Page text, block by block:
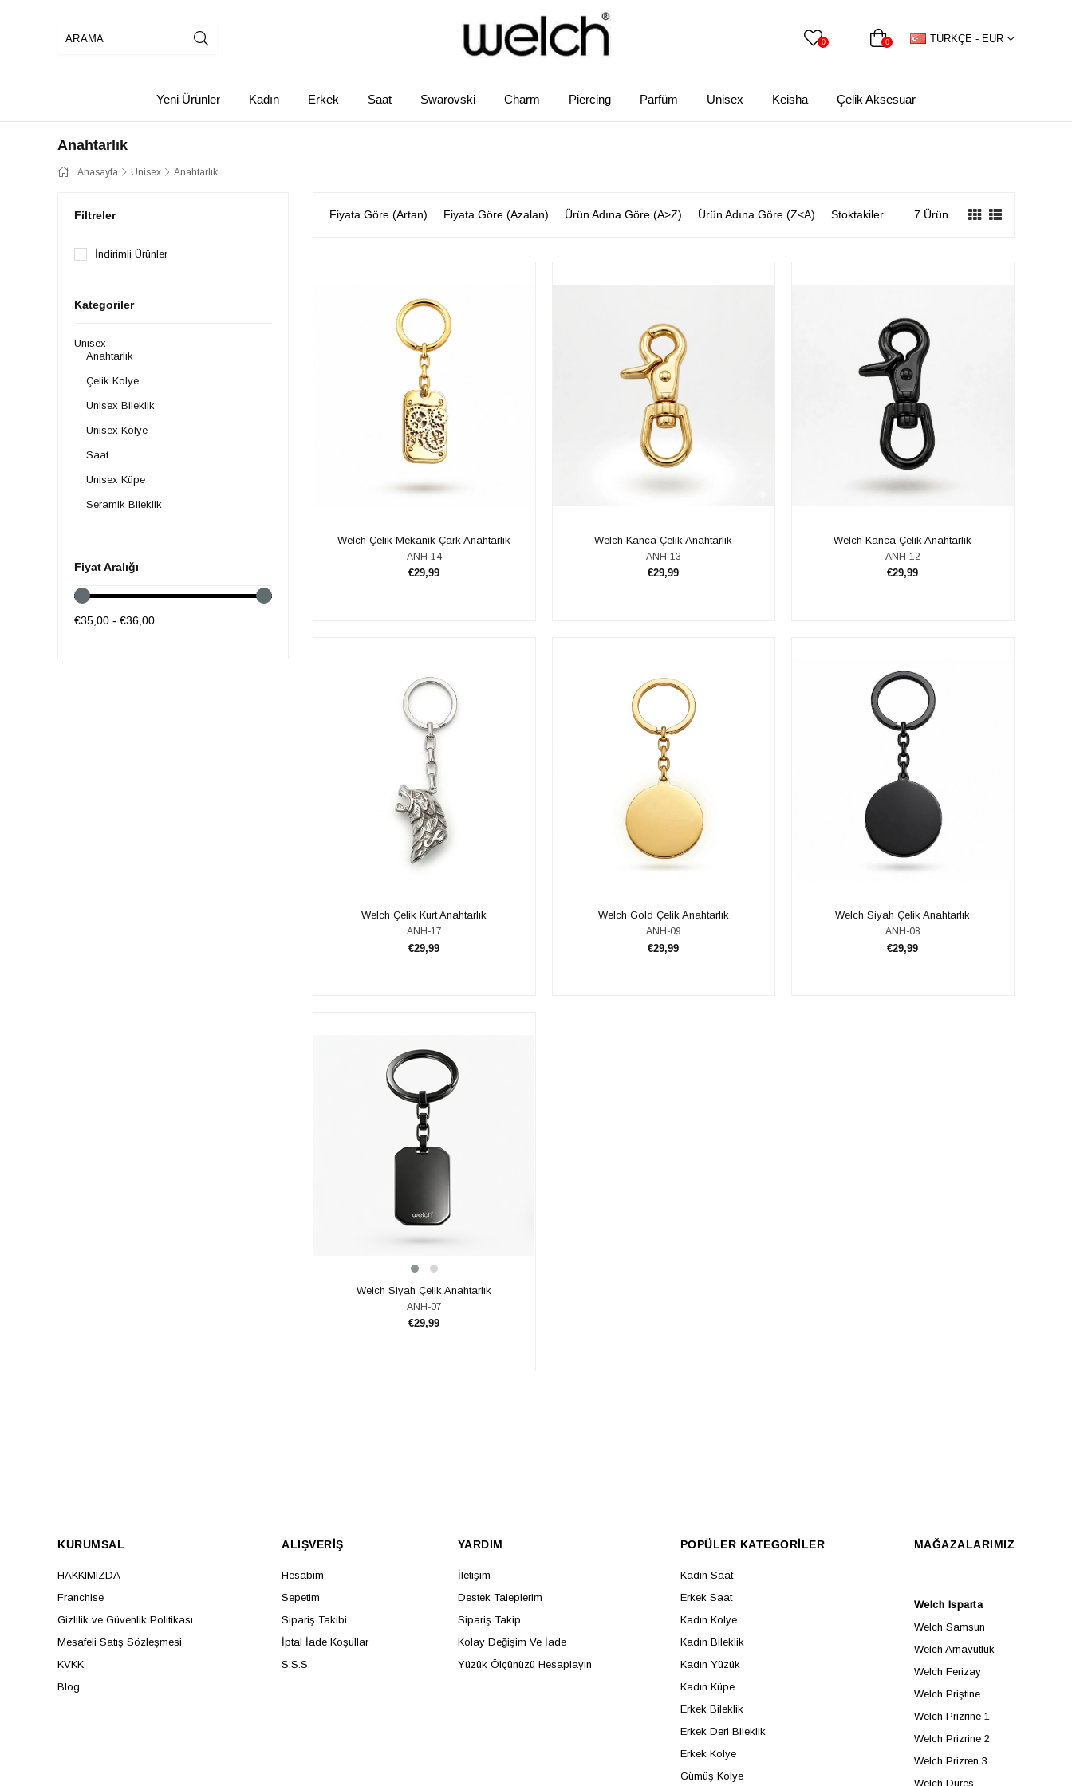
0 0 TÜRKÇE - EUR
Yeni Ürünler Kadın Erkek Saat Swarovski Charm Piercing Parfüm Unisex Keisha Çelik Aksesuar
Anahtarlık
Anasayfa Unisex Anahtarlık
Filtreler
İndirimli Ürünler
Kategoriler
Unisex
Anahtarlık
Çelik Kolye
Unisex Bileklik
Unisex Kolye
Saat
Unisex Küpe
Seramik Bileklik
Fiyat Aralığı
€35,00 - €36,00
Fiyata Göre (Artan) Fiyata Göre (Azalan) Ürün Adına Göre (A>Z) Ürün Adına Göre (Z<A) Stoktakiler 7 Ürün
​​Welch Çelik Mekanik Çark Anahtarlık
ANH-14
€29,99
​​Welch Kanca Çelik Anahtarlık
ANH-13
€29,99
​​Welch Kanca Çelik Anahtarlık
ANH-12
€29,99
​​​Welch Çelik Kurt Anahtarlık
ANH-17
€29,99
​​Welch Gold Çelik Anahtarlık
ANH-09
€29,99
​​Welch Siyah Çelik Anahtarlık
ANH-08
€29,99
​Welch Siyah Çelik Anahtarlık
ANH-07
€29,99
KURUMSAL
HAKKIMIZDA
Franchise
Gizlilik ve Güvenlik Politikası
Mesafeli Satış Sözleşmesi
KVKK
Blog
ALIŞVERİŞ
Hesabım
Sepetim
Sipariş Takibi
İptal İade Koşullar
S.S.S.
YARDIM
İletişim
Destek Taleplerim
Sipariş Takip
Kolay Değişim Ve İade
Yüzük Ölçünüzü Hesaplayın
POPÜLER KATEGORİLER
Kadın Saat
Erkek Saat
Kadın Kolye
Kadın Bileklik
Kadın Yüzük
Kadın Küpe
Erkek Bileklik
Erkek Deri Bileklik
Erkek Kolye
Gümüş Kolye
MAĞAZALARIMIZ
Welch Isparta
Welch Samsun
Welch Arnavutluk
Welch Ferizay
Welch Priştine
Welch Prizrine 1
Welch Prizrine 2
Welch Prizren 3
Welch Dures